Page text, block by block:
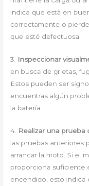
indica que está en
correctamente o
que esté defectuosa.
3. Inspeccionar
en busca de grietas,
Estos pueden ser
encuentras algún
la batería.
4. Realizar una prueba
las pruebas anteriores
arrancar la moto. Si el
proporciona suficiente
encendido, esto indica